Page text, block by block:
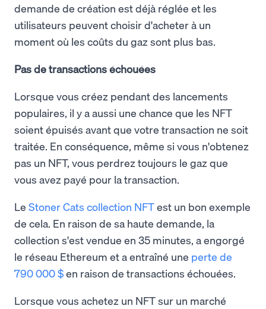
demande de création est déjà réglée et les
utilisateurs peuvent choisir d'acheter à un
moment où les coûts du gaz sont plus bas.
Pas de transactions échouées
Lorsque vous créez pendant des lancements
populaires, il y a aussi une chance que les NFT
soient épuisés avant que votre transaction ne soit
traitée. En conséquence, même si vous n'obtenez
pas un NFT, vous perdrez toujours le gaz que
vous avez payé pour la transaction.
Le Stoner Cats collection NFTest un bon exemple
de cela. En raison de sa haute demande, la
collection s'est vendue en 35 minutes, a engorgé
le réseau Ethereum et a entraîné une perte de
790 000 $en raison de transactions échouées.
Lorsque vous achetez un NFT sur un marché